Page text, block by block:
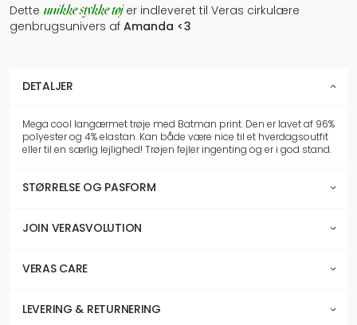
Dette unikke stykke tøjer indleveret til Veras cirkulære
genbrugsunivers af Amanda <3
DETALJER
Mega cool langærmet trøje med Batman print. Den er lavet af 96%
polyester og 4% elastan. Kan både være nice til et hverdagsoutfit
eller til en særlig lejlighed! Trøjen fejler ingenting og er i god stand.
STØRRELSE OG PASFORM
JOIN VERASVOLUTION
VERAS CARE
LEVERING & RETURNERING